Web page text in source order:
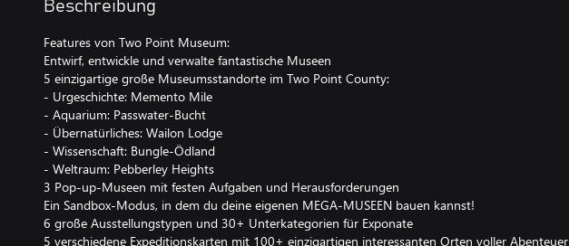
Beschreibung
Features von Two Point Museum:
Entwirf, entwickle und verwalte fantastische Museen
5 einzigartige große Museumsstandorte im Two Point County:
- Urgeschichte: Memento Mile
- Aquarium: Passwater-Bucht
- Übernatürliches: Wailon Lodge
- Wissenschaft: Bungle-Ödland
- Weltraum: Pebberley Heights
3 Pop-up-Museen mit festen Aufgaben und Herausforderungen
Ein Sandbox-Modus, in dem du deine eigenen MEGA-MUSEEN bauen kannst!
6 große Ausstellungstypen und 30+ Unterkategorien für Exponate
5 verschiedene Expeditionskarten mit 100+ einzigartigen interessanten Orten voller Abenteuer